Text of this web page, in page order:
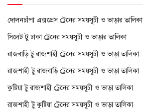
দোলনচাঁপা এক্সপ্রেস ট্রেনের সময়সূচী ও ভাড়ার তালিকা
সিলেট টু ঢাকা ট্রেনের সময়সূচী ও ভাড়ার তালিকা
রাজবাড়ি টু রাজশাহী ট্রেনের সময়সূচী ও ভাড়া তালিকা
রাজশাহী টু রাজবাড়ি ট্রেনের সময়সূচী ও ভাড়া তালিকা
কুষ্টিয়া টু রাজশাহী ট্রেনের সময়সূচী ও ভাড়া তালিকা
রাজশাহী টু কুষ্টিয়া ট্রেনের সময়সূচী ও ভাড়া তালিকা